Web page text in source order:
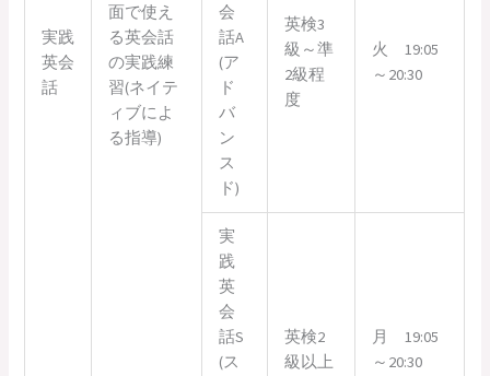
実践
英会
話
面で使え
る英会話
の実践練
習(ネイテ
ィブによ
る指導)
会
話A
(ア
ド
バ
ン
ス
ド)
英検3
級～準
2級程
度
火 19:05
～20:30
実
践
英
会
話S
(ス
英検2
級以上
月 19:05
～20:30